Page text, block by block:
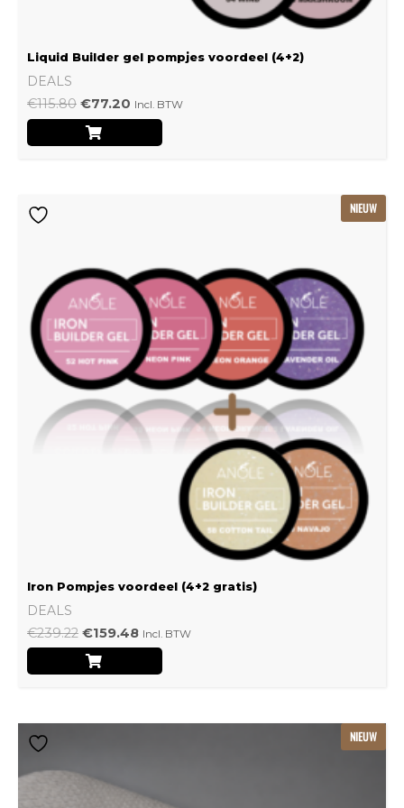
Liquid Builder gel pompjes voordeel (4+2)
DEALS
€115.80 €77.20 Incl. BTW
NIEUW
Iron Pompjes voordeel (4+2 gratis)
DEALS
€239.22 €159.48 Incl. BTW
NIEUW